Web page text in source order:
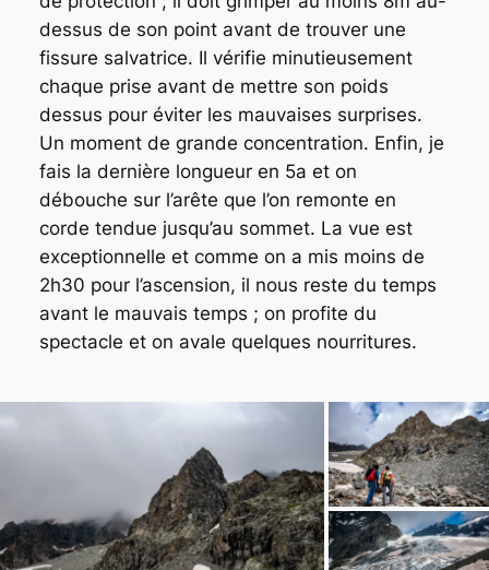
dessus de son point avant de trouver une
fissure salvatrice. Il vérifie minutieusement
chaque prise avant de mettre son poids
dessus pour éviter les mauvaises surprises.
Un moment de grande concentration. Enfin, je
fais la dernière longueur en 5a et on
débouche sur l’arête que l’on remonte en
corde tendue jusqu’au sommet. La vue est
exceptionnelle et comme on a mis moins de
2h30 pour l’ascension, il nous reste du temps
avant le mauvais temps ; on profite du
spectacle et on avale quelques nourritures.